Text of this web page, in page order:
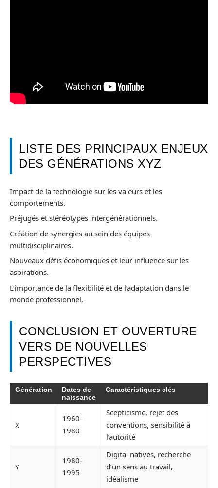
LISTE DES PRINCIPAUX ENJEUX
DES GÉNÉRATIONS XYZ
Impact de la technologie sur les valeurs et les
comportements.
Préjugés et stéréotypes intergénérationnels.
Création de synergies au sein des équipes
multidisciplinaires.
Nouveaux défis économiques et leur influence sur les
aspirations.
L’importance de la flexibilité et de l’adaptation dans le
monde professionnel.
CONCLUSION ET OUVERTURE
VERS DE NOUVELLES
PERSPECTIVES
Génération
Dates de
naissance
Caractéristiques clés
X
1960-
1980
Scepticisme, rejet des
conventions, sensibilité à
l’autorité
Y
1980-
1995
Digital natives, recherche
d’un sens au travail,
idéalisme